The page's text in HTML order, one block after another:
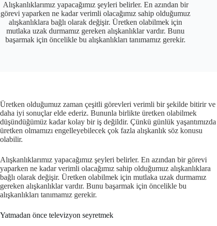
Alışkanlıklarımız yapacağımız şeyleri belirler. En azından bir
görevi yaparken ne kadar verimli olacağımız sahip olduğumuz
alışkanlıklara bağlı olarak değişir. Üretken olabilmek için
mutlaka uzak durmamız gereken alışkanlıklar vardır. Bunu
başarmak için öncelikle bu alışkanlıkları tanımamız gerekir.
Üretken olduğumuz zaman çeşitli görevleri verimli bir şekilde bitirir ve
daha iyi sonuçlar elde ederiz. Bununla birlikte üretken olabilmek
düşündüğümüz kadar kolay bir iş değildir. Çünkü günlük yaşantımızda
üretken olmamızı engelleyebilecek çok fazla alışkanlık söz konusu
olabilir.
Alışkanlıklarımız yapacağımız şeyleri belirler. En azından bir görevi
yaparken ne kadar verimli olacağımız sahip olduğumuz alışkanlıklara
bağlı olarak değişir. Üretken olabilmek için mutlaka uzak durmamız
gereken alışkanlıklar vardır. Bunu başarmak için öncelikle bu
alışkanlıkları tanımamız gerekir.
Yatmadan önce televizyon seyretmek